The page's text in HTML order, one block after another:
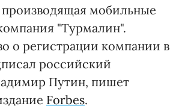
производящая мобильные
"Турмалин".
о регистрации компании в
российский
Путин, пишет
Forbes.